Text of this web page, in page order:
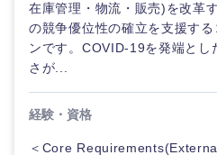
在庫管理・物流・販売)を改革
の競争優位性の確立を支援す
ンです。COVID-19を発端とし
さが...
経験・資格
＜Core